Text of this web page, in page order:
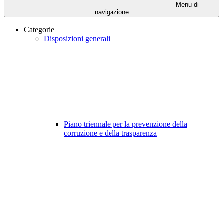
Menu di
navigazione
Categorie
Disposizioni generali
Piano triennale per la prevenzione della
corruzione e della trasparenza